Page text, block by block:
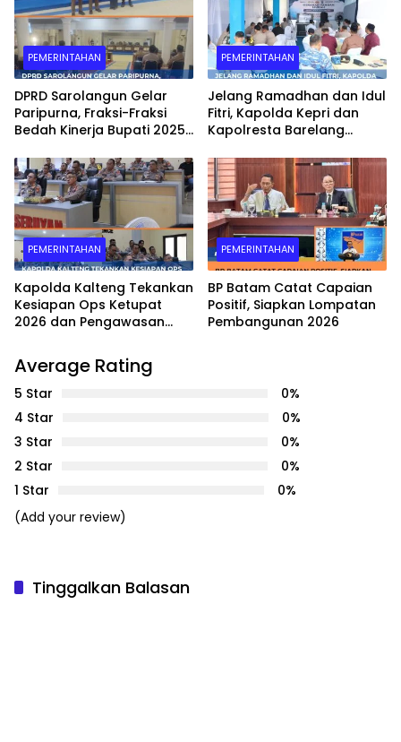
PEMERINTAHAN
DPRD Sarolangun Gelar
Paripurna, Fraksi-Fraksi
Bedah Kinerja Bupati 2025
Harapan Baru
PEMERINTAHAN
Jelang Ramadhan dan Idul
Fitri, Kapolda Kepri dan
Kapolresta Barelang
Murah di Batam
PEMERINTAHAN
Kapolda Kalteng Tekankan
Kesiapan Ops Ketupat
2026 dan Pengawasan
PEMERINTAHAN
BP Batam Catat Capaian
Positif, Siapkan Lompatan
Pembangunan 2026
Average Rating
5 Star
0%
4 Star
0%
3 Star
0%
2 Star
0%
1 Star
0%
(Add your review)
Tinggalkan Balasan